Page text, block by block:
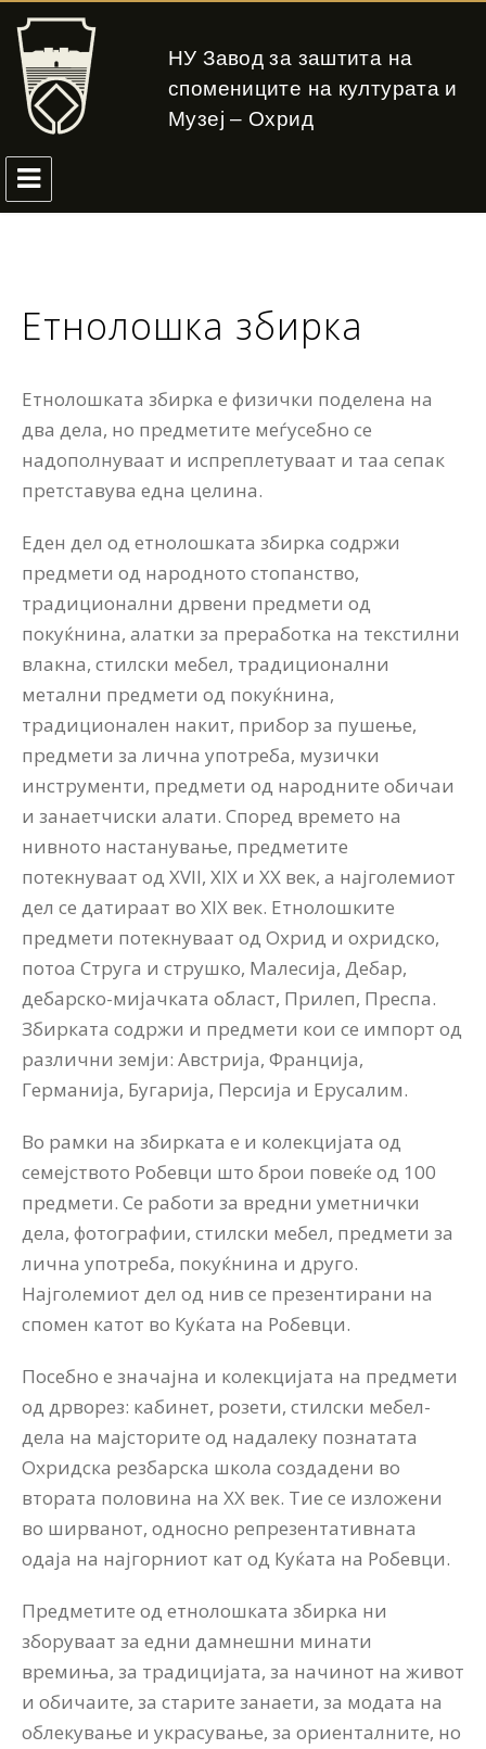
НУ Завод за заштита на
спомениците на културата и
Музеј – Охрид
Етнолошка збирка
Етнолошката збирка е физички поделена на
два дела, но предметите меѓусебно се
надополнуваат и испреплетуваат и таа сепак
претставува една целина.
Еден дел од етнолошката збирка содржи
предмети од народното стопанство,
традиционални дрвени предмети од
покуќнина, алатки за преработка на текстилни
влакна, стилски мебел, традиционални
метални предмети од покуќнина,
традиционален накит, прибор за пушење,
предмети за лична употреба, музички
инструменти, предмети од народните обичаи
и занаетчиски алати. Според времето на
нивното настанување, предметите
потекнуваат од XVII, XIX и XX век, а најголемиот
дел се датираат во XIX век. Етнолошките
предмети потекнуваат од Охрид и охридско,
потоа Струга и струшко, Малесија, Дебар,
дебарско-мијачката област, Прилеп, Преспа.
Збирката содржи и предмети кои се импорт од
различни земји: Австрија, Франција,
Германија, Бугарија, Персија и Ерусалим.
Во рамки на збирката е и колекцијата од
семејството Робевци што брои повеќе од 100
предмети. Се работи за вредни уметнички
дела, фотографии, стилски мебел, предмети за
лична употреба, покуќнина и друго.
Најголемиот дел од нив се презентирани на
спомен катот во Куќата на Робевци.
Посебно е значајна и колекцијата на предмети
од дрворез: кабинет, розети, стилски мебел-
дела на мајсторите од надалеку познатата
Охридска резбарска школа создадени во
втората половина на XX век. Тие се изложени
во ширванот, односно репрезентативната
одаја на најгорниот кат од Куќата на Робевци.
Предметите од етнолошката збирка ни
зборуваат за едни дамнешни минати
времиња, за традицијата, за начинот на живот
и обичаите, за старите занаети, за модата на
облекување и украсување, за ориенталните, но